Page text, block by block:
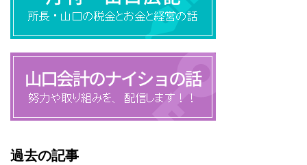
過去の記事